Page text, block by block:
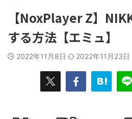
【NoxPlayer Z】
する方法【エミュ】
2022年11月8日 2022年11月23日